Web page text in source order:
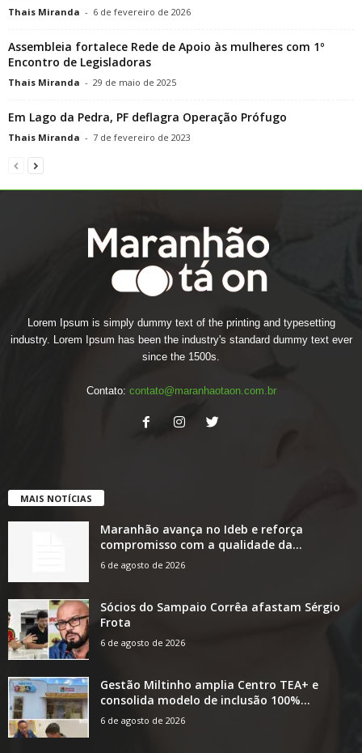
Thais Miranda - 6 de fevereiro de 2026
Assembleia fortalece Rede de Apoio às mulheres com 1º
Encontro de Legisladoras
Thais Miranda - 29 de maio de 2025
Em Lago da Pedra, PF deflagra Operação Prófugo
Thais Miranda - 7 de fevereiro de 2023
Lorem Ipsum is simply dummy text of the printing and typesetting
industry. Lorem Ipsum has been the industry's standard dummy text ever
since the 1500s.
Contato: contato@maranhaotaon.com.br
MAIS NOTÍCIAS
Maranhão avança no Ideb e reforça
compromisso com a qualidade da...
6 de agosto de 2026
Sócios do Sampaio Corrêa afastam Sérgio
Frota
6 de agosto de 2026
Gestão Miltinho amplia Centro TEA+ e
consolida modelo de inclusão 100%...
6 de agosto de 2026